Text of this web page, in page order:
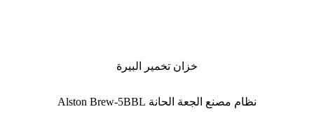
خزان تخمير البيرة
نظام مصنع الجعة الحانة Alston Brew-5BBL